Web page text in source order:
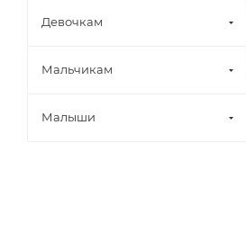
Девочкам
Мальчикам
Малыши